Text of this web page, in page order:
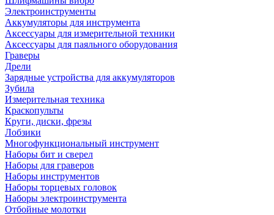
Электроинструменты
Аккумуляторы для инструмента
Аксессуары для измерительной техники
Аксессуары для паяльного оборудования
Граверы
Дрели
Зарядные устройства для аккумуляторов
Зубила
Измерительная техника
Краскопульты
Круги, диски, фрезы
Лобзики
Многофункциональный инструмент
Наборы бит и сверел
Наборы для граверов
Наборы инструментов
Наборы торцевых головок
Наборы электроинструмента
Отбойные молотки